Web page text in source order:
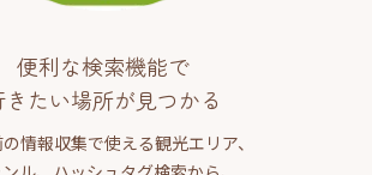
便利な検索機能で
たい場所が見つかる
情報収集で使える観光エリア、